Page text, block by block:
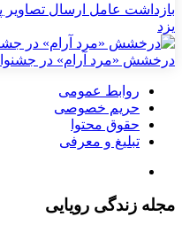
بازداشت عامل ارسال تصاویر
یزد
درخشش «مرد آرام» در جشنواره
روابط عمومی
حریم خصوصی
حقوق محتوا
تبلیغ و معرفی
مجله زندگی رویایی